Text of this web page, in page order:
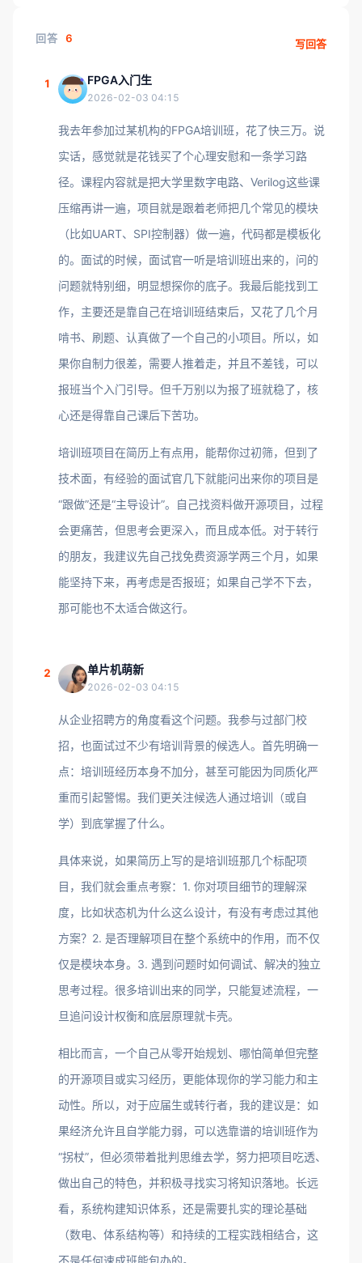
回答 6 写回答
1 FPGA入门生
2026-02-03 04:15
我去年参加过某机构的FPGA培训班，花了快三万。说
实话，感觉就是花钱买了个心理安慰和一条学习路
径。课程内容就是把大学里数字电路、Verilog这些课
压缩再讲一遍，项目就是跟着老师把几个常见的模块
（比如UART、SPI控制器）做一遍，代码都是模板化
的。面试的时候，面试官一听是培训班出来的，问的
问题就特别细，明显想探你的底子。我最后能找到工
作，主要还是靠自己在培训班结束后，又花了几个月
啃书、刷题、认真做了一个自己的小项目。所以，如
果你自制力很差，需要人推着走，并且不差钱，可以
报班当个入门引导。但千万别以为报了班就稳了，核
心还是得靠自己课后下苦功。
培训班项目在简历上有点用，能帮你过初筛，但到了
技术面，有经验的面试官几下就能问出来你的项目是
“跟做”还是“主导设计”。自己找资料做开源项目，过程
会更痛苦，但思考会更深入，而且成本低。对于转行
的朋友，我建议先自己找免费资源学两三个月，如果
能坚持下来，再考虑是否报班；如果自己学不下去，
那可能也不太适合做这行。
2 单片机萌新
2026-02-03 04:15
从企业招聘方的角度看这个问题。我参与过部门校
招，也面试过不少有培训背景的候选人。首先明确一
点：培训班经历本身不加分，甚至可能因为同质化严
重而引起警惕。我们更关注候选人通过培训（或自
学）到底掌握了什么。
具体来说，如果简历上写的是培训班那几个标配项
目，我们就会重点考察：1. 你对项目细节的理解深
度，比如状态机为什么这么设计，有没有考虑过其他
方案？2. 是否理解项目在整个系统中的作用，而不仅
仅是模块本身。3. 遇到问题时如何调试、解决的独立
思考过程。很多培训出来的同学，只能复述流程，一
旦追问设计权衡和底层原理就卡壳。
相比而言，一个自己从零开始规划、哪怕简单但完整
的开源项目或实习经历，更能体现你的学习能力和主
动性。所以，对于应届生或转行者，我的建议是：如
果经济允许且自学能力弱，可以选靠谱的培训班作为
“拐杖”，但必须带着批判思维去学，努力把项目吃透、
做出自己的特色，并积极寻找实习将知识落地。长远
看，系统构建知识体系，还是需要扎实的理论基础
（数电、体系结构等）和持续的工程实践相结合，这
不是任何速成班能包办的。